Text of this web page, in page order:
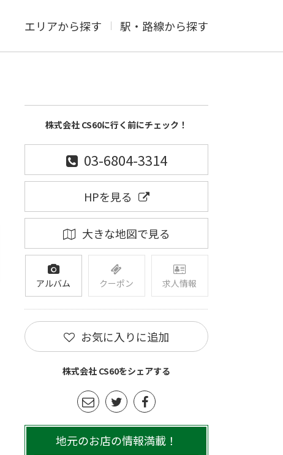
エリアから探す 駅・路線から探す
株式会社 CS60に行く前にチェック！
03-6804-3314
HPを見る
大きな地図で見る
アルバム クーポン 求人情報
お気に入りに追加
株式会社 CS60をシェアする
地元のお店の情報満載！